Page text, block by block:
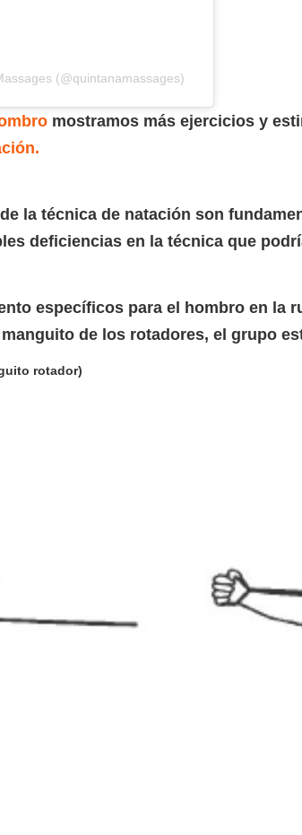
(@quintanamassages)
mostramos más ejercicios y
la técnica de natación son
deficiencias en la técnica que
específicos para el hombro en la
de los rotadores, el grupo
rotador)